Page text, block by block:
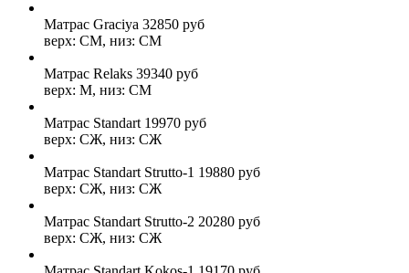
Матрас Graciya 32850 руб
верх: СМ, низ: СМ
Матрас Relaks 39340 руб
верх: М, низ: СМ
Матрас Standart 19970 руб
верх: СЖ, низ: СЖ
Матрас Standart Strutto-1 19880 руб
верх: СЖ, низ: СЖ
Матрас Standart Strutto-2 20280 руб
верх: СЖ, низ: СЖ